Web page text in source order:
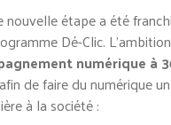
nouvelle étape a été
Dé-Clic.
numérique à
de faire du numérique
à la société :